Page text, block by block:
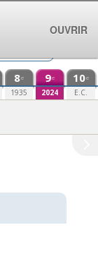
8e
1935
9e
2024
10e
E.C.
OUVRIR